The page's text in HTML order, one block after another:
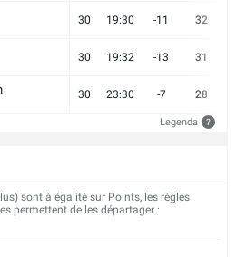
30 19:30 -11 32
30 19:32 -13 31
30 23:30 -7 28
Legenda ?
sont à égalité sur Points, les règles
permettent de les départager :